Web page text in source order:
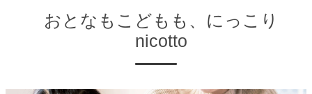
おとなもこどもも、にっこり
nicotto